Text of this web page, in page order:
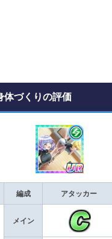
体づくりの評価
編成 アタッカー
メイン